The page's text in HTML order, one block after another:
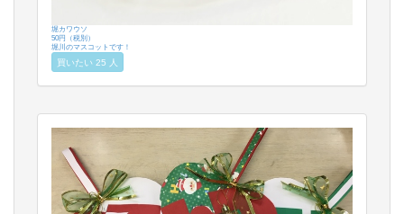
堀カワウソ
50円（税別）
堀川のマスコットです！
買いたい 25 人